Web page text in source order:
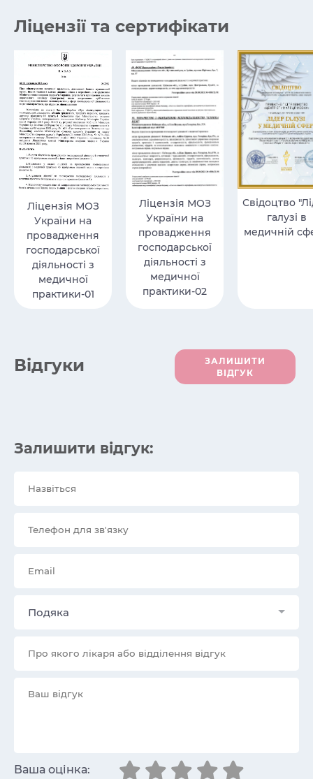
Ліцензії та сертифікати
Ліцензія МОЗ
України на
провадження
господарської
діяльності з
медичної
практики-01
Ліцензія МОЗ
України на
провадження
господарської
діяльності з
медичної
практики-02
Свідоцтво
галузі в
медичній
Вiдгуки
ЗАЛИШИТИ
ВІДГУК
Залишити відгук:
Подяка
Ваша оцінка: